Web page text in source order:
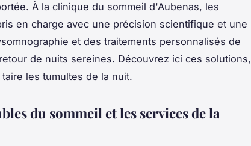
À la clinique du sommeil d'Aubenas, les
en charge avec une précision scientifique et une
et des traitements personnalisés de
de nuits sereines. Découvrez ici ces solutions,
les tumultes de la nuit.
du sommeil et les services de la